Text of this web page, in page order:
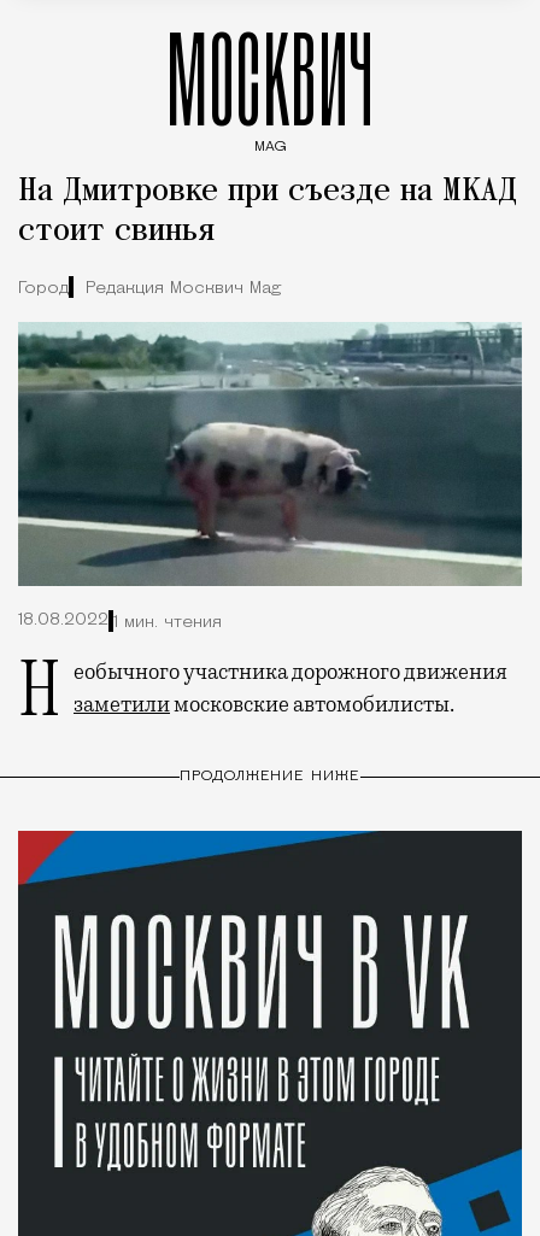
МОСКВИЧ
MAG
На Дмитровке при съезде на МКАД
стоит свинья
Город Редакция Москвич Mag
18.08.2022 1 мин. чтения
Необычного участника дорожного движения
заметилимосковские автомобилисты.
ПРОДОЛЖЕНИЕ НИЖЕ